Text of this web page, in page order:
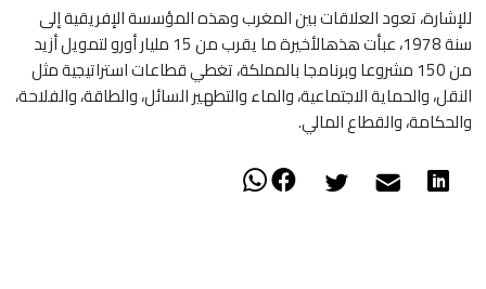
للإشارة، تعود العلاقات بين المغرب وهذه المؤسسة الإفريقية إلى
سنة 1978، عبأت هذهالأخيرة ما يقرب من 15 مليار أورو لتمويل أزيد
من 150 مشروعا وبرنامجا بالمملكة، تغطي قطاعات استراتيجية مثل
النقل، والحماية الاجتماعية، والماء والتطهير السائل، والطاقة، والفلاحة،
والحكامة، والقطاع المالي.